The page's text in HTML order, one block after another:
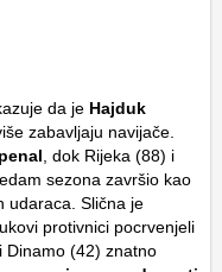
da je Hajduk
zabavljaju navijače.
, dok Rijeka (88) i
sezona završio kao
udaraca. Slična je
protivnici pocrvenjeli
Dinamo (42) znatno